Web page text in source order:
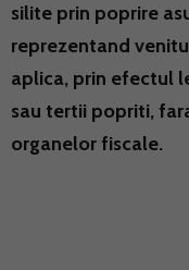
silite prin poprire
reprezentand
aplica, prin efectul
sau tertii popriti,
organelor fiscale.